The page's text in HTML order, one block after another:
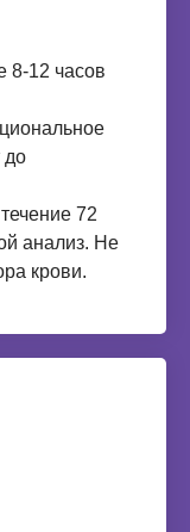
8-12 часов
до
72
анализ. Не
крови.